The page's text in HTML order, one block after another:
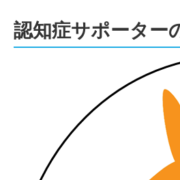
認知症サポーター